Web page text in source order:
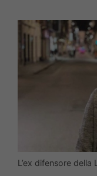
L’ex difensore